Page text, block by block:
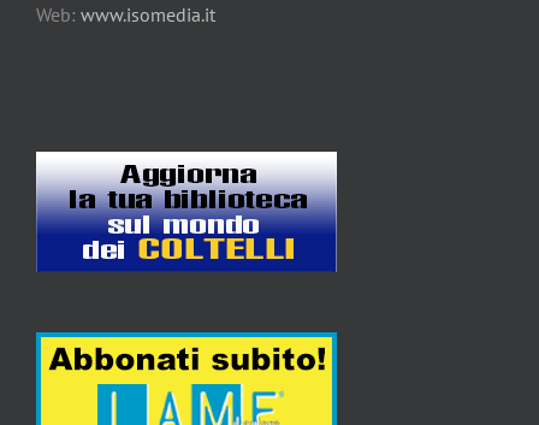
Web: www.isomedia.it